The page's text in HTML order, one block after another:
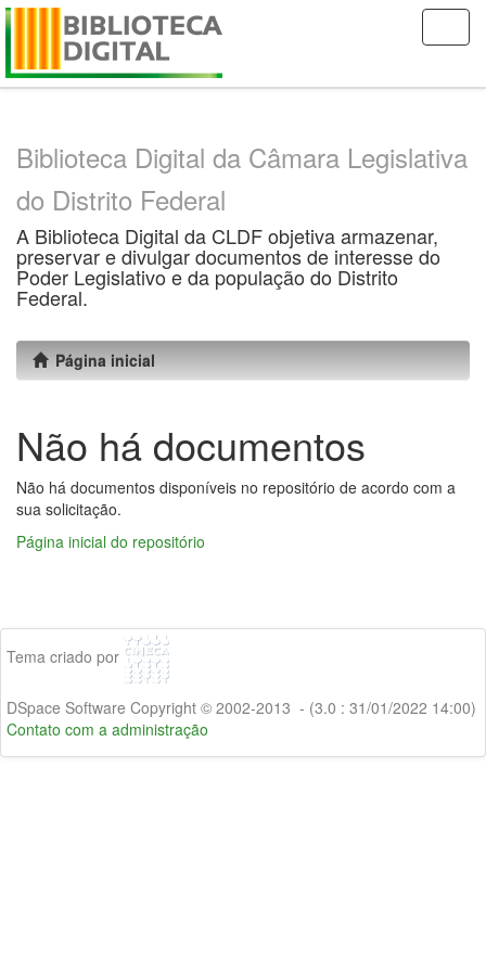
Skip
Biblioteca Digital da Câmara Legislativa
do Distrito Federal
A Biblioteca Digital da CLDF objetiva armazenar,
preservar e divulgar documentos de interesse do
Poder Legislativo e da população do Distrito
Federal.
Página inicial
Não há documentos
Não há documentos disponíveis no repositório de acordo com a
sua solicitação.
Página inicial do repositório
Tema criado por
DSpace Software Copyright © 2002-2013 - (3.0 : 31/01/2022 14:00)
Contato com a administração